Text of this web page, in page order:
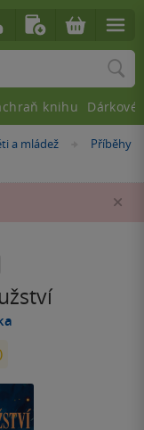
a mládež »Příběhy
knihu Dárkové